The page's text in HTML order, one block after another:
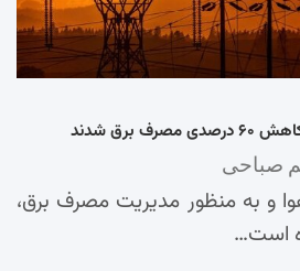
برق شدند
صباحی
و به منظور مدیریت مصرف برق،
است…